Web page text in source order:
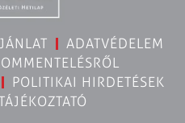
ADATVÉDELEM
POLITIKAI HIRDETÉSEK